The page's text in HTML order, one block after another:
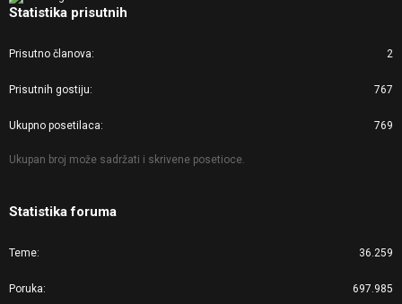
Statistika prisutnih
Prisutno članova 2
Prisutnih gostiju 767
Ukupno posetilaca 769
Ukupan broj može sadržati i skrivene posetioce.
Statistika foruma
Teme 36.259
Poruka 697.985